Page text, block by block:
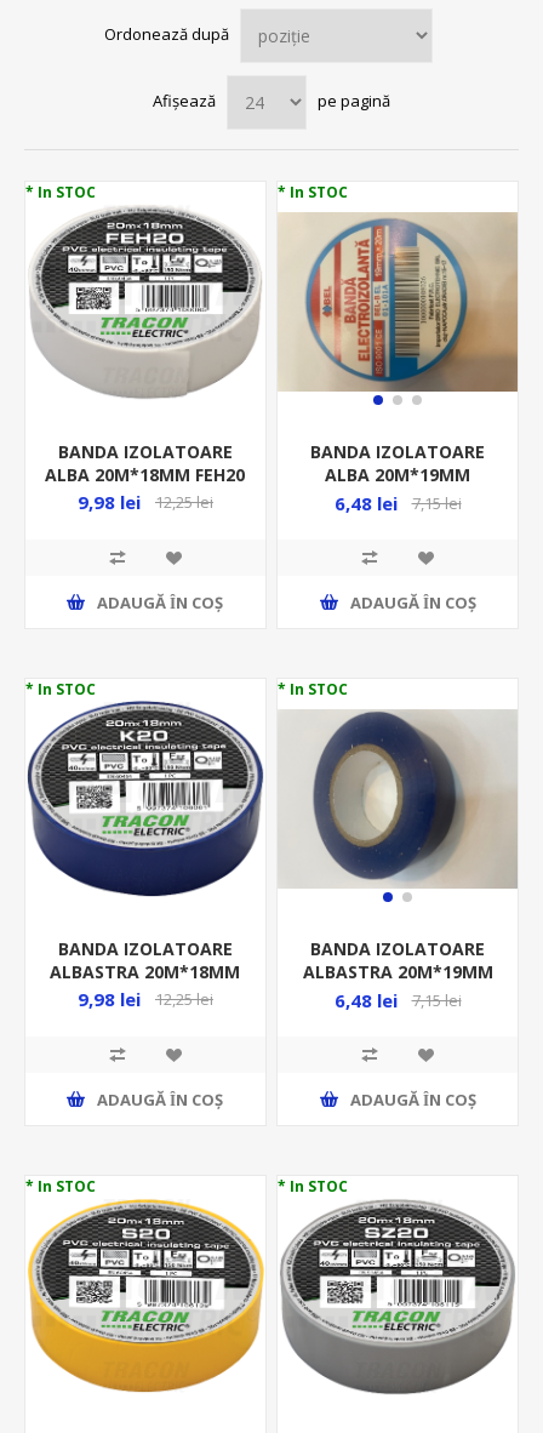
Ordonează după
Afișează pe pagină
* In STOC
BANDA IZOLATOARE
ALBA 20M*18MM FEH20
9,98 lei 12,25 lei
ADAUGĂ ȊN COŞ
* In STOC
BANDA IZOLATOARE
ALBA 20M*19MM
BEL01-101A
6,48 lei 7,15 lei
ADAUGĂ ȊN COŞ
* In STOC
BANDA IZOLATOARE
ALBASTRA 20M*18MM
K20
9,98 lei 12,25 lei
ADAUGĂ ȊN COŞ
* In STOC
BANDA IZOLATOARE
ALBASTRA 20M*19MM
BEL01-101ABS
6,48 lei 7,15 lei
ADAUGĂ ȊN COŞ
* In STOC * In STOC